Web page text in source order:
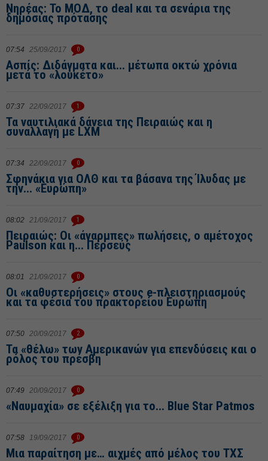
Νηρέας: Το ΜΟΔ, το deal και τα σενάρια της
δημόσιας πρότασης
07:54 25/09/2017 0
Ασπίς: Διδάγματα και... μέτωπα οκτώ χρόνια
μετά το «λουκέτο»
07:37 22/09/2017 1
Τα ναυτιλιακά δάνεια της Πειραιώς και η
συναλλαγή με LXM
07:34 22/09/2017 0
Σφηνάκια για ΟΛΘ και τα βάσανα της Ίλυδας με
την... «Ευρώπη»
08:02 21/09/2017 1
Πειραιώς: Οι «άγαρμπες» πωλήσεις, ο αμέτοχος
Paulson και η... Περσεύς
08:01 21/09/2017 0
Οι «καθυστερήσεις» στους e-πλειστηριασμούς
και τα φέσια του πρακτορείου Ευρώπη
07:50 20/09/2017 2
Τα «θέλω» των Αμερικανών για επενδύσεις και ο
ρόλος του πρέσβη
07:49 20/09/2017 0
«Ναυμαχία» σε εξέλιξη για το... Blue Star Patmos
07:58 19/09/2017 0
Μια παραίτηση με… αιχμές από μέλος του ΤΧΣ